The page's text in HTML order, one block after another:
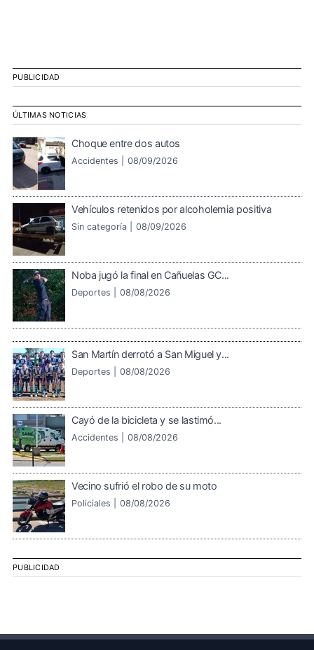
PUBLICIDAD
ÚLTIMAS NOTICIAS
Choque entre dos autos
Accidentes | 08/09/2026
Vehículos retenidos por alcoholemia positiva
Sin categoría | 08/09/2026
Noba jugó la final en Cañuelas GC...
Deportes | 08/08/2026
San Martín derrotó a San Miguel y...
Deportes | 08/08/2026
Cayó de la bicicleta y se lastimó...
Accidentes | 08/08/2026
Vecino sufrió el robo de su moto
Policiales | 08/08/2026
PUBLICIDAD